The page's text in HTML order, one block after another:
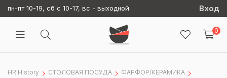
пн-пт 10-19, сб с 10-17, вс - выходной Вход
0
HR History СТОЛОВАЯ ПОСУДА
ФАРФОР/КЕРАМИКА